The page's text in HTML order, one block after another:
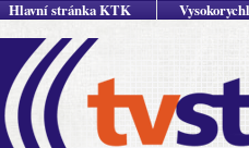
Hlavní stránka KTK